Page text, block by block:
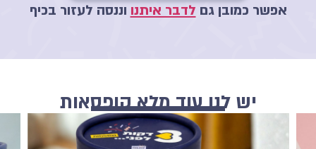
אפשר כמובן גם לדבר איתנו וננסה לעזור בכיף
יש לנו עוד מלא קופסאות